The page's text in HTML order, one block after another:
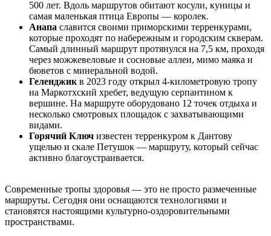
500 лет. Вдоль маршрутов обитают косули, куницы и
самая маленькая птица Европы — королек.
Анапа славится своими приморскими терренкурами,
которые проходят по набережным и городским скверам.
Самый длинный маршрут протянулся на 7,5 км, проходя
через можжевеловые и сосновые аллеи, мимо маяка и
бюветов с минеральной водой.
Геленджик в 2023 году открыл 4-километровую тропу
на Маркотхский хребет, ведущую серпантином к
вершине. На маршруте оборудовано 12 точек отдыха и
несколько смотровых площадок с захватывающими
видами.
Горячий Ключ известен терренкуром к Дантову
ущелью и скале Петушок — маршруту, который сейчас
активно благоустраивается.
Современные тропы здоровья — это не просто размеченные
маршруты. Сегодня они оснащаются технологиями и
становятся настоящими культурно-оздоровительными
пространствами.